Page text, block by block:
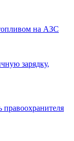
на АЗС
зарядку,